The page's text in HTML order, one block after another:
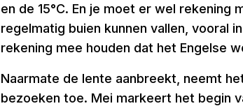
en de 15°C. En je moet er wel rekening
regelmatig buien kunnen vallen, vooral
rekening mee houden dat het Engelse
Naarmate de lente aanbreekt, neemt
bezoeken toe. Mei markeert het begin